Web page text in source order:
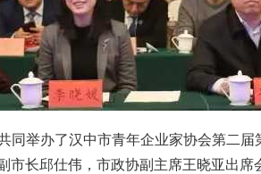
同举办了汉中市青年企业家协会第二
市长邱仕伟，市政协副主席王晓亚出席